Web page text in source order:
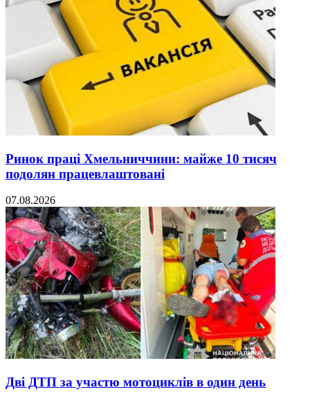
Ринок праці Хмельниччини: майже 10 тисяч
подолян працевлаштовані
07.08.2026
Дві ДТП за участю мотоциклів в один день